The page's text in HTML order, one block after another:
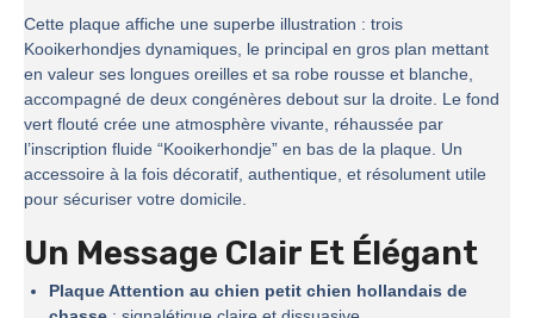
Cette plaque affiche une superbe illustration : trois
Kooikerhondjes dynamiques, le principal en gros plan mettant
en valeur ses longues oreilles et sa robe rousse et blanche,
accompagné de deux congénères debout sur la droite. Le fond
vert flouté crée une atmosphère vivante, réhaussée par
l’inscription fluide “Kooikerhondje” en bas de la plaque. Un
accessoire à la fois décoratif, authentique, et résolument utile
pour sécuriser votre domicile.
Un Message Clair Et Élégant
Plaque Attention au chien petit chien hollandais de